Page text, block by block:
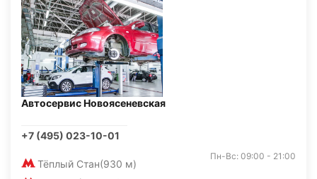
Автосервис Новоясеневская
+7 (495) 023-10-01
Тёплый Стан(930 м)
Пн-Вс: 09:00 - 21:00